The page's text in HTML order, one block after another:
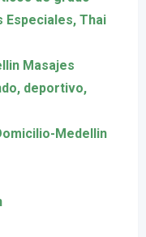
Especiales, Thai
Masajes
deportivo,
Medellin